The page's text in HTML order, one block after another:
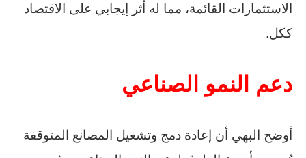
الاستثمارات القائمة، مما له أثر إيجابي على الاقتصاد
ككل.
دعم النمو الصناعي
أوضح البهي أن إعادة دمج وتشغيل المصانع المتوقفة